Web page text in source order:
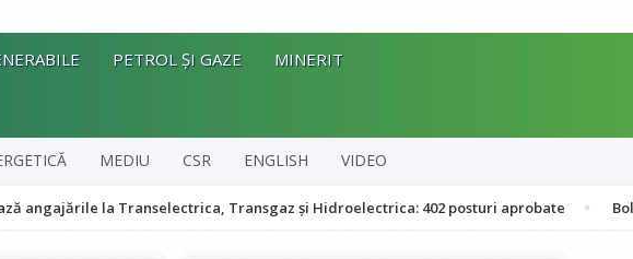
PETROL ȘI GAZE MINERIT
MEDIU CSR ENGLISH VIDEO
la Transelectrica, Transgaz și Hidroelectrica: 402 posturi aprobate Bolojan: